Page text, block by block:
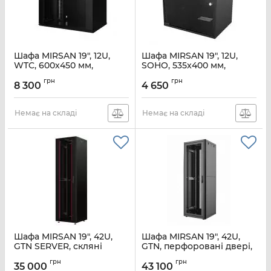
Шафа MIRSAN 19", 12U,
WTC, 600x450 мм,
чорна
Артикул: MR.WTC12U645DE.01
8 300 грн
Немає на складі
Шафа MIRSAN 19", 12U,
SOHO, 535x400 мм,
чорна
Артикул: MR.SOH12U40DE.01
4 650 грн
Немає на складі
Шафа MIRSAN 19", 42U,
GTN SERVER, скляні
максимально 1000 кг,
35 000 грн
Шафа MIRSAN 19", 42U,
GTN, перфоровані двері,
максимально 1000 кг,
43 100 грн